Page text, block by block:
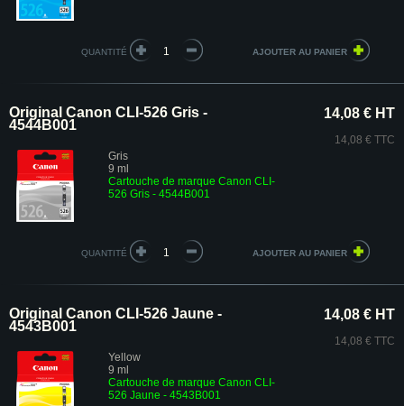
QUANTITÉ
Original Canon CLI-526 Gris -
4544B001
Gris
9 ml
Cartouche de marque Canon CLI-
526 Gris - 4544B001
14,08 € HT
14,08 € TTC
QUANTITÉ
Original Canon CLI-526 Jaune -
4543B001
Yellow
9 ml
Cartouche de marque Canon CLI-
526 Jaune - 4543B001
14,08 € HT
14,08 € TTC